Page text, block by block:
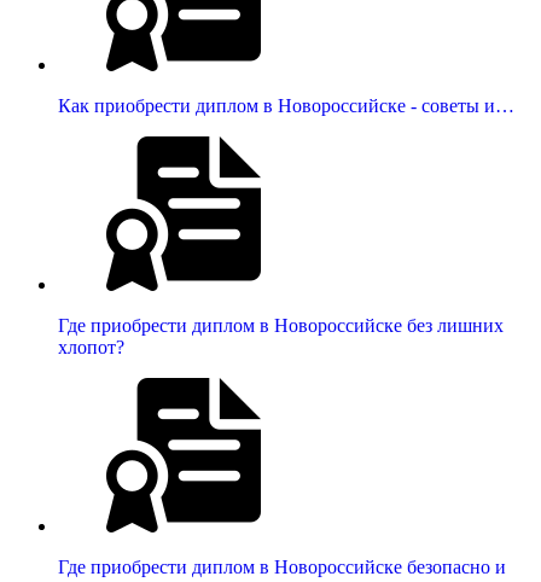
Как приобрести диплом в Новороссийске - советы и…
Где приобрести диплом в Новороссийске без лишних
хлопот?
Где приобрести диплом в Новороссийске безопасно и